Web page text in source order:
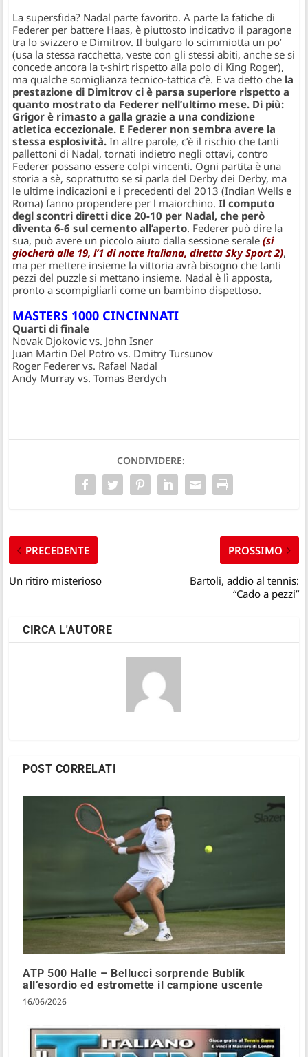
La supersfida? Nadal parte favorito. A parte la fatiche di
Federer per battere Haas, è piuttosto indicativo il paragone
tra lo svizzero e Dimitrov. Il bulgaro lo scimmiotta un po’
(usa la stessa racchetta, veste con gli stessi abiti, anche se si
concede ancora la t-shirt rispetto alla polo di King Roger),
ma qualche somiglianza tecnico-tattica c’è. E va detto che la
prestazione di Dimitrov ci è parsa superiore rispetto a
quanto mostrato da Federer nell’ultimo mese. Di più:
Grigor è rimasto a galla grazie a una condizione
atletica eccezionale. E Federer non sembra avere la
stessa esplosività. In altre parole, c’è il rischio che tanti
pallettoni di Nadal, tornati indietro negli ottavi, contro
Federer possano essere colpi vincenti. Ogni partita è una
storia a sè, soprattutto se si parla del Derby dei Derby, ma
le ultime indicazioni e i precedenti del 2013 (Indian Wells e
Roma) fanno propendere per l maiorchino.Il computo
degl scontri diretti dice 20-10 per Nadal, che però
diventa 6-6 sul cemento all’aperto. Federer può dire la
sua, può avere un piccolo aiuto dalla sessione serale(si
giocherà alle 19, l’1 di notte italiana, diretta Sky Sport 2),
ma per mettere insieme la vittoria avrà bisogno che tanti
pezzi del puzzle si mettano insieme. Nadal è lì apposta,
pronto a scompigliarli come un bambino dispettoso.
MASTERS 1000 CINCINNATI
Quarti di finale
Novak Djokovic vs. John Isner
Juan Martin Del Potro vs. Dmitry Tursunov
Roger Federer vs. Rafael Nadal
Andy Murray vs. Tomas Berdych
CONDIVIDERE:
PRECEDENTE
Un ritiro misterioso
PROSSIMO
Bartoli, addio al tennis:
“Cado a pezzi”
CIRCA L'AUTORE
POST CORRELATI
ATP 500 Halle – Bellucci sorprende Bublik
all’esordio ed estromette il campione uscente
16/06/2026